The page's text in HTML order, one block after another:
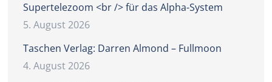
Supertelezoom <br /> für das Alpha-System
5. August 2026
Taschen Verlag: Darren Almond – Fullmoon
4. August 2026